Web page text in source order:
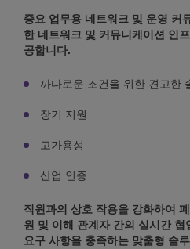
중요 업무용 네트워크 및 운영 커
한 네트워크 및 커뮤니케이션 인
공합니다.
까다로운 조건을 위한 견고한
장기 지원
고가용성
산업 인증
직원과의 상호 작용을 강화하여
원 및 이해 관계자 간의 실시간
요구 사항을 충족하는 맞춤형 솔